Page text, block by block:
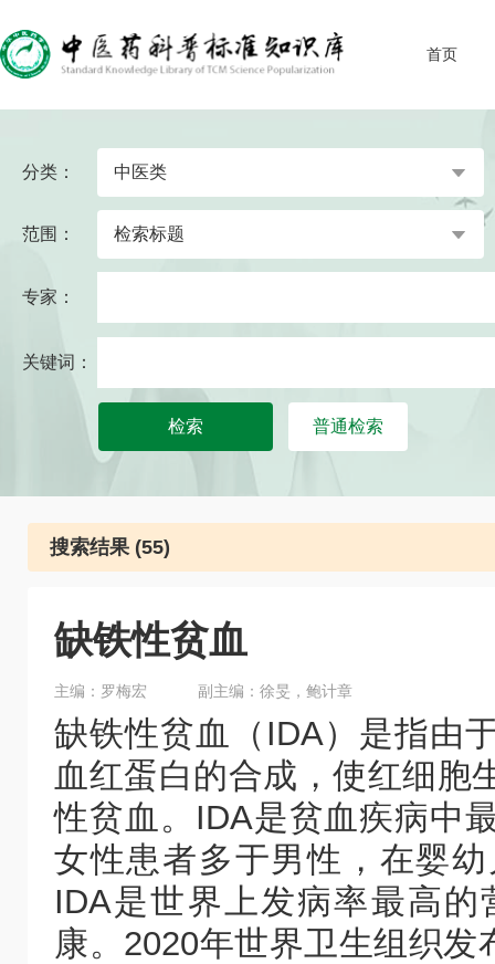
首页
分类：
范围：
专家：
关键词：
检索 普通检索
搜索结果 (55)
缺铁性贫血
主编：罗梅宏 副主编：徐旻，鲍计章
缺铁性贫血（IDA）是指由
血红蛋白的合成，使红细胞
性贫血。IDA是贫血疾病中
女性患者多于男性，在婴
IDA是世界上发病率最高
康。2020年世界卫生组织